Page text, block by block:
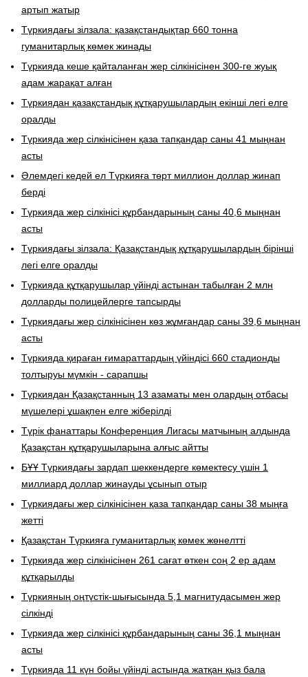
артып жатыр
Түркиядағы зілзала: қазақстандықтар 660 тонна
гуманитарлық көмек жинады
Түркияда кеше қайталанған жер сілкінісінен 300-ге жуық
адам жарақат алған
Түркиядан қазақстандық құтқарушылардың екінші легі елге
оралды
Түркияда жер сілкінісінен қаза тапқандар саны 41 мыңнан
асты
Әлемдегі кедей ел Түркияға төрт миллион доллар жинап
берді
Түркияда жер сілкінісі құрбандарының саны 40,6 мыңнан
асты
Түркиядағы зілзала: Қазақстандық құтқарушылардың бірінші
легі елге оралды
Түркияда құтқарушылар үйінді астынан табылған 2 млн
долларды полицейлерге тапсырды
Түркиядағы жер сілкінісінен көз жұмғандар саны 39,6 мыңнан
асты
Түркияда қираған ғимараттардың үйіндісі 660 стадионды
толтыруы мүмкін - сарапшы
Түркиядан Қазақстанның 13 азаматы мен олардың отбасы
мүшелері ұшақпен елге жіберілді
Түрік фанаттары Конференция Лигасы матчының алдында
Қазақстан құтқарушыларына алғыс айтты
БҰҰ Түркиядағы зардап шеккендерге көмектесу үшін 1
миллиард доллар жинауды ұсынып отыр
Түркиядағы жер сілкінісінен қаза тапқандар саны 38 мыңға
жетті
Қазақстан Түркияға гуманитарлық көмек жөнелтті
Түркияда жер сілкінісінен 261 сағат өткен соң 2 ер адам
құтқарылды
Түркияның оңтүстік-шығысында 5,1 магнитудасымен жер
сілкінді
Түркияда жер сілкінісі құрбандарының саны 36,1 мыңнан
асты
Түркияда 11 күн бойы үйінді астында жатқан қыз бала